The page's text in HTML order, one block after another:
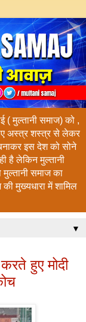
( मुल्तानी समाज) को ,
अस्त्र शस्त्र से लेकर
इस देश को सोने
है लेकिन मुल्तानी
समाज का
मुख्यधारा में शामिल
▼
हुए मोदी